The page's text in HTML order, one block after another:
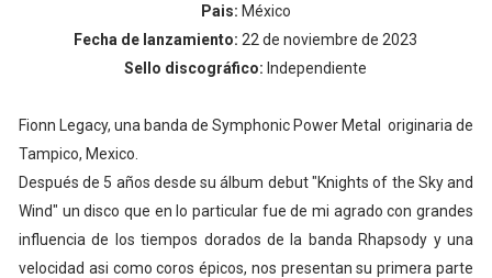
Pais: México
Fecha de lanzamiento: 22 de noviembre de 2023
Sello discográfico: Independiente
Fionn Legacy, una banda de Symphonic Power Metal originaria de
Tampico, Mexico.
Después de 5 años desde su álbum debut "Knights of the Sky and
Wind" un disco que en lo particular fue de mi agrado con grandes
influencia de los tiempos dorados de la banda Rhapsody y una
velocidad asi como coros épicos, nos presentan su primera parte